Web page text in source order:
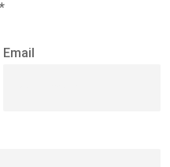
Email